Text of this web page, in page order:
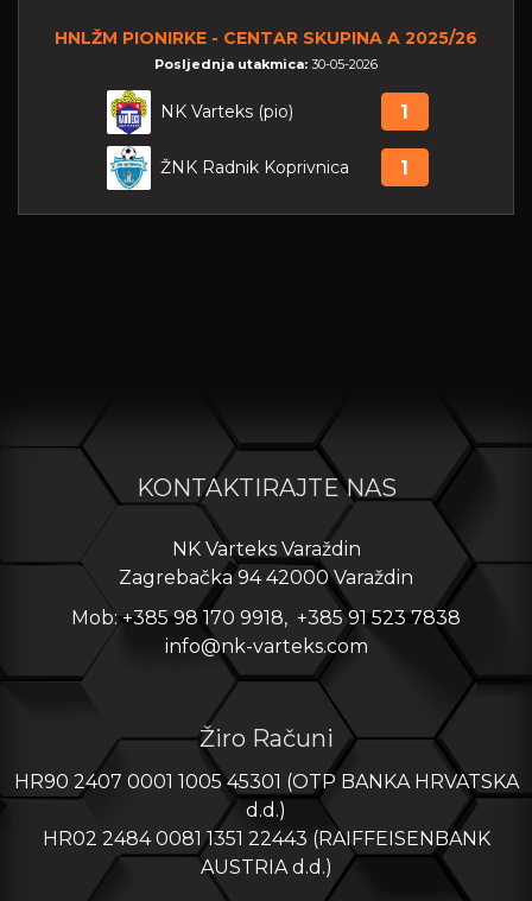
HNLŽM PIONIRKE - CENTAR SKUPINA A 2025/26
Posljednja utakmica: 30-05-2026
NK Varteks (pio) 1
ŽNK Radnik Koprivnica 1
KONTAKTIRAJTE NAS
NK Varteks Varaždin
Zagrebačka 94 42000 Varaždin
Mob: +385 98 170 9918, +385 91 523 7838
info@nk-varteks.com
Žiro Računi
HR90 2407 0001 1005 45301 (OTP BANKA HRVATSKA
d.d.)
HR02 2484 0081 1351 22443 (RAIFFEISENBANK
AUSTRIA d.d.)